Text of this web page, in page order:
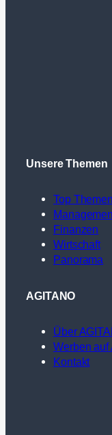
Unsere Themen
Top Themen
Finanzen
Wirtschaft
Panorama
AGITANO
Über
Werben auf
Kontakt